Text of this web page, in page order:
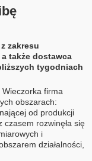
zakresu
także dostawca
tygodniach
Wieczorka firma
obszarach:
od produkcji
rozwinęła się
i
działalności,